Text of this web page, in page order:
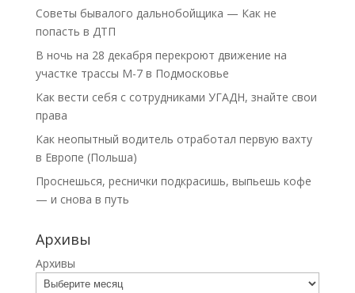
Советы бывалого дальнобойщика — Как не
попасть в ДТП
В ночь на 28 декабря перекроют движение на
участке трассы М-7 в Подмосковье
Как вести себя с сотрудниками УГАДН, знайте свои
права
Как неопытный водитель отработал первую вахту
в Европе (Польша)
Проснешься, реснички подкрасишь, выпьешь кофе
— и снова в путь
Архивы
Архивы